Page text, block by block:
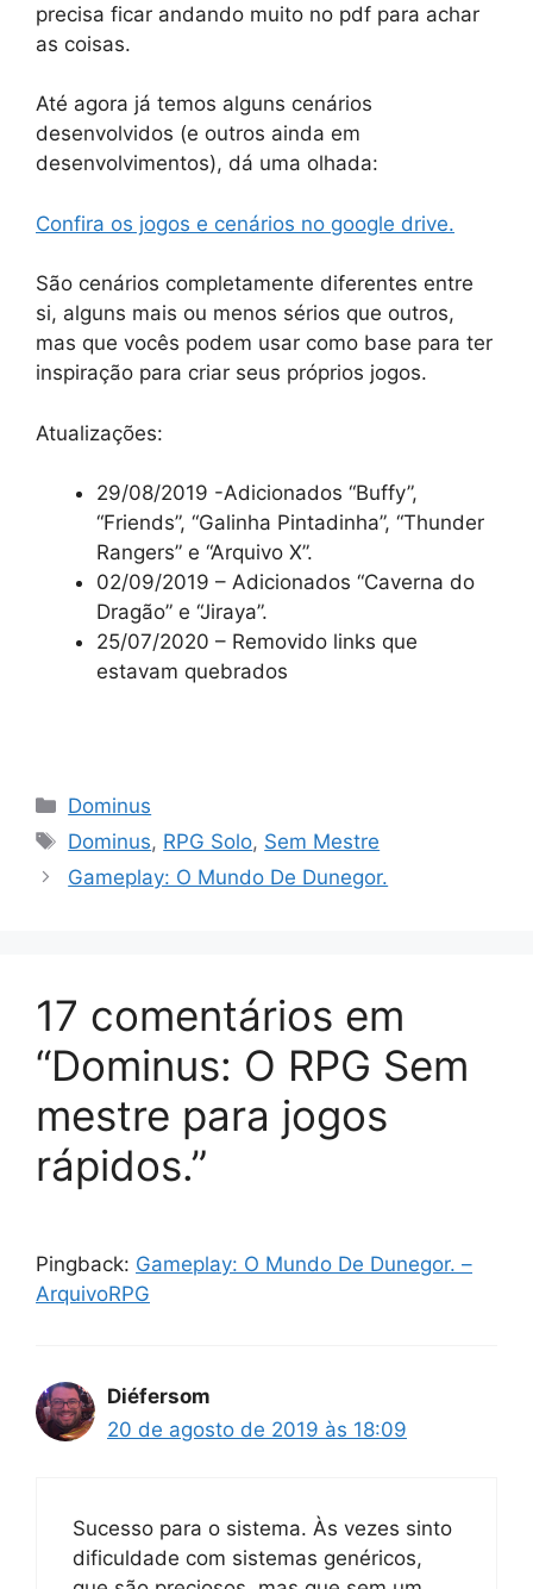
precisa ficar andando muito no pdf para achar
as coisas.
Até agora já temos alguns cenários
desenvolvidos (e outros ainda em
desenvolvimentos), dá uma olhada:
Confira os jogos e cenários no google drive.
São cenários completamente diferentes entre
si, alguns mais ou menos sérios que outros,
mas que vocês podem usar como base para ter
inspiração para criar seus próprios jogos.
Atualizações:
29/08/2019 -Adicionados “Buffy”,
“Friends”, “Galinha Pintadinha”, “Thunder
Rangers” e “Arquivo X”.
02/09/2019 – Adicionados “Caverna do
Dragão” e “Jiraya”.
25/07/2020 – Removido links que
estavam quebrados
Categorias
Dominus
Tags
Dominus, RPG Solo, Sem Mestre
Gameplay: O Mundo De Dunegor.
17 comentários em
“Dominus: O RPG Sem
mestre para jogos
rápidos.”
Pingback: Gameplay: O Mundo De Dunegor. –
ArquivoRPG
Diéfersom
20 de agosto de 2019 às 18:09
Sucesso para o sistema. Às vezes sinto
dificuldade com sistemas genéricos,